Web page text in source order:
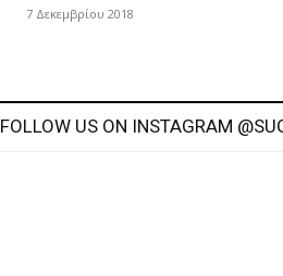
7 Δεκεμβρίου 2018
FOLLOW US ON INSTAGRAM